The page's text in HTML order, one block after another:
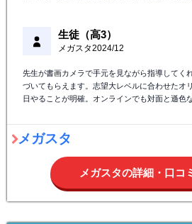
生徒（高3）
メガスタ2024/12
先生が書画カメラで手元を見ながら指導してく
づいてもらえます。志望大レベルに合わせたオ
日やることが明確。オンラインでも対面と遜色
メガスタ
メガスタの詳細・口コ